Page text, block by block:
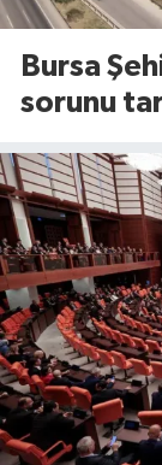
Bursa
sorunu